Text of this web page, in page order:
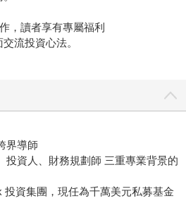
，讀者享有專屬福利
流投資心法。
界導師
投資人、財務規劃師 三重專業背景的
資集團，現任為千萬美元私募基金